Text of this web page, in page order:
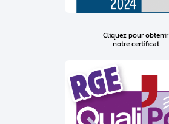
Cliquez pour obtenir
notre certificat